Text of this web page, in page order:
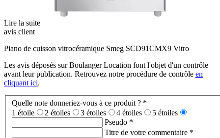
Lire la suite
avis client
Piano de cuisson vitrocéramique Smeg SCD91CMX9 Vitro
Les avis déposés sur Boulanger Location font l'objet d'un contrôle
avant leur publication. Retrouvez notre procédure de contrôle en
cliquant ici.
Quelle note donneriez-vous à ce produit ? *
1 étoile
2 étoiles 3 étoiles 4 étoiles
5 étoiles
Pseudo *
Titre de votre commentaire *